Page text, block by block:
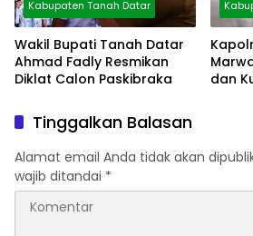
Kabupaten Tanah Datar
Wakil Bupati Tanah Datar
Ahmad Fadly Resmikan
Diklat Calon Paskibraka
dan
Tinggalkan Balasan
Alamat email Anda tidak akan
wajib ditandai *